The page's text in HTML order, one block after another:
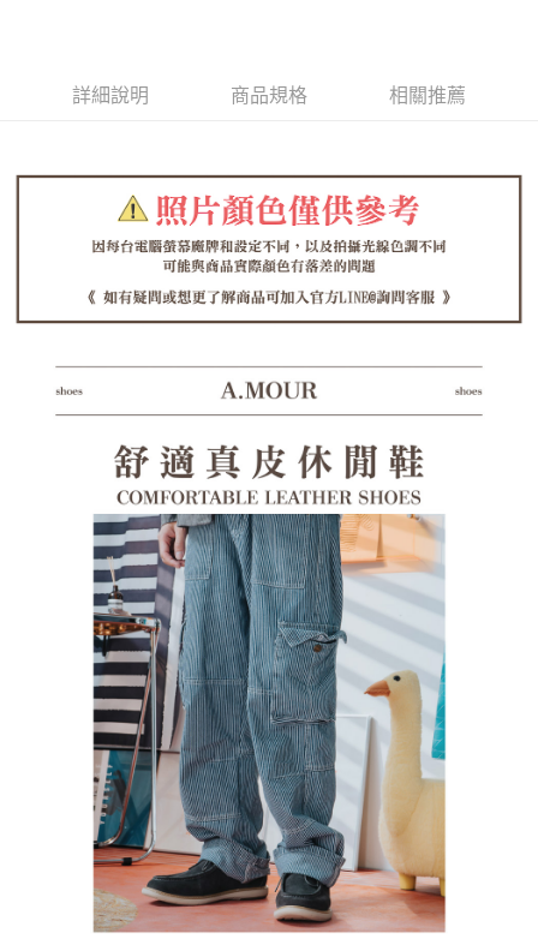
２．訂單成立數日內，您將收到繳費通知簡訊。
３．收到繳費通知簡訊後14天內，點擊此簡訊中的連結，可透過四大超商／
ATM／網路銀行／等多元方式進行付款，方視為交易完成。
※ 請注意：結帳手續完成當下不需立刻繳費，但若您需要取消訂單，請聯絡
購買商品的店家。未經商家同意取消之訂單仍視為有效，需透過AFTEE先享
後付繳納相關費用。
【注意事項】
１．透過由恩沛科技股份有限公司提供之「AFTEE先享後付」服務完成之交
易，需依本服務之必要範圍內提供個人資料，並將交易相關給付款項請求債
權轉讓予恩沛科技股份有限公司。
https://aftee.tw/terms/#terms3
３．未成年的使用者請事先徵得法定代理人或監護人之同意方可使用
「AFTEE先享後付」，若未經同意申辦者引起之損失，本公司不負相關責
４．使用「AFTEE先享後付」時，將依據個別帳號之用戶狀況，依本公司即
時審查核予不同之上限額度；若仍有額度不足之情形，本公司將視審查結果
請求用戶進行身份認證。
５．嚴禁一人註冊多個帳號或使用他人資訊註冊。若發現惡意使用之情形，
恩沛科技股份有限公司將有權停止該用戶之使用額度並採取法律行動。
全家取貨付款
每筆NT$60，滿NT$1,380(含以上)免運費
7-11取貨付款
每筆NT$60，滿NT$1,380(含以上)免運費
郵局(離島專用)
每筆NT$125，滿NT$1,380(含以上)免運費
海外宅配（貨到付運費）
詳細說明 商品規格 相關推薦